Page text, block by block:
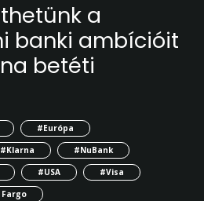
a
banki ambícióit
betéti
#Európa
#Klarna
#NuBank
#USA
#Visa